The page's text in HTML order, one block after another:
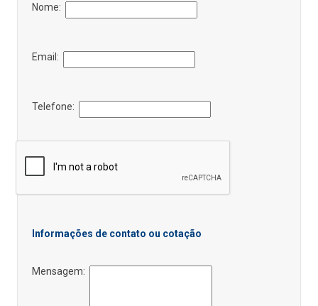
Nome:
Email:
Telefone:
Informações de contato ou cotação
Mensagem: